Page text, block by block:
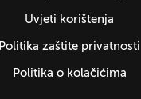
Uvjeti korištenja
Politika zaštite privatnosti
Politika o kolačićima